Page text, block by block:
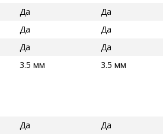
Да
Да
Да
Да
Да
Да
3.5 мм 3.5 мм
Да
Да